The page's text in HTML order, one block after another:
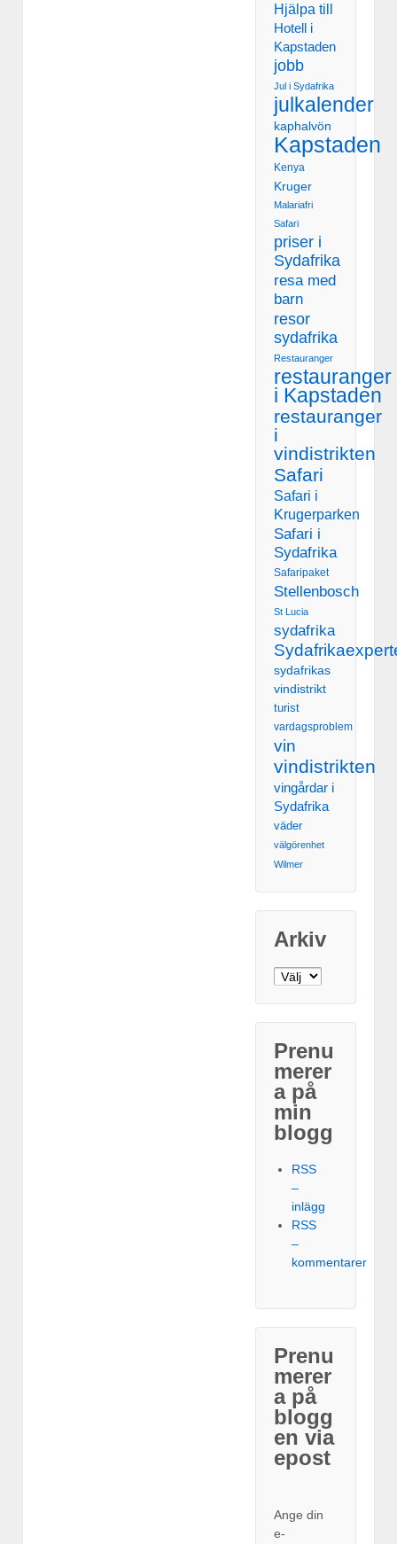
Hjälpa till
Hotell i
Kapstaden
jobb
Jul i Sydafrika
julkalender
kaphalvön
Kapstaden
Kenya
Kruger
Malariafri
Safari
priser i
Sydafrika
resa med
barn
resor
sydafrika
Restauranger
restauranger
i Kapstaden
restauranger
i
vindistrikten
Safari
Safari i
Krugerparken
Safari i
Sydafrika
Safaripaket
Stellenbosch
St Lucia
sydafrika
sydafrikas
vindistrikt
turist
vardagsproblem
vin
vindistrikten
vingårdar i
Sydafrika
väder
välgörenhet
Wilmer
Arkiv
Arkiv
Prenu
merer
a på
min
blogg
RSS
–
inlägg
RSS
–
kommentarer
Prenu
merer
a på
blogg
en via
epost
Ange din
e-